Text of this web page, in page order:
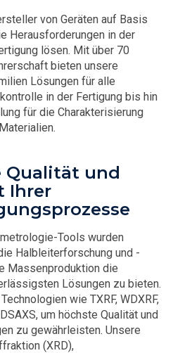
von Geräten auf Basis
Herausforderungen in der
lösen. Mit über 70
bieten unsere
Lösungen für alle
in der Fertigung bis hin
für die Charakterisierung
Qualität und
Ihrer
Tools wurden
Halbleiterforschung und -
Massenproduktion die
Lösungen zu bieten.
wie TXRF, WDXRF,
um höchste Qualität und
zu gewährleisten. Unsere
(XRD),